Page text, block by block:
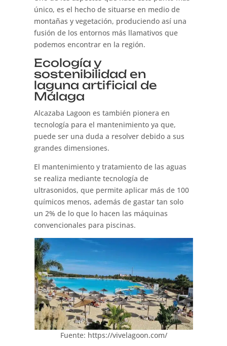
único, es el hecho de situarse en medio de
montañas y vegetación, produciendo así una
fusión de los entornos más llamativos que
podemos encontrar en la región.
Ecología y
sostenibilidad en
laguna artificial de
Málaga
Alcazaba Lagoon es también pionera en
tecnología para el mantenimiento ya que,
puede ser una duda a resolver debido a sus
grandes dimensiones.
El mantenimiento y tratamiento de las aguas
se realiza mediante tecnología de
ultrasonidos, que permite aplicar más de 100
químicos menos, además de gastar tan solo
un 2% de lo que lo hacen las máquinas
convencionales para piscinas.
Fuente: https://vivelagoon.com/